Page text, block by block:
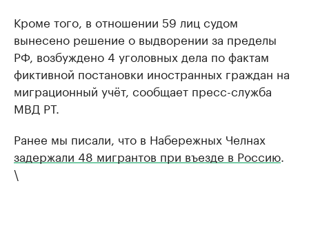
Кроме того, в отношении 59 лиц судом
вынесено решение о выдворении за пределы
РФ, возбуждено 4 уголовных дела по фактам
фиктивной постановки иностранных граждан на
миграционный учёт, сообщает пресс-служба
МВД РТ.
Ранее мы писали, что в Набережных Челнах
задержали 48 мигрантов при въезде в Россию
\